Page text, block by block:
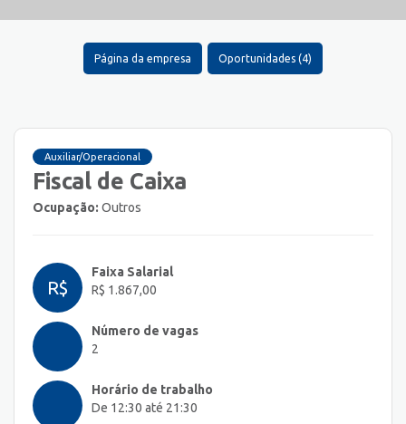
Página da empresa Oportunidades (4)
Auxiliar/Operacional
Fiscal de Caixa
Ocupação: Outros
R$
Faixa Salarial
R$ 1.867,00
Número de vagas
2
Horário de trabalho
De 12:30 até 21:30